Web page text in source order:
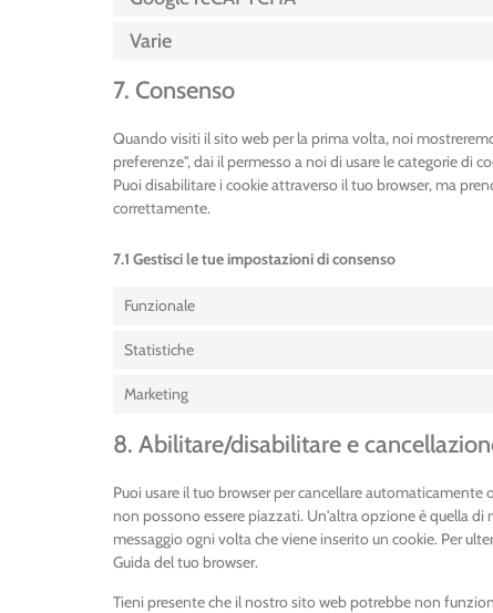
Varie
7. Consenso
Quando visiti il sito web per la prima volta, noi
preferenze", dai il permesso a noi di usare le categorie di
Puoi disabilitare i cookie attraverso il tuo browser, ma
correttamente.
7.1 Gestisci le tue impostazioni di consenso
Funzionale
Statistiche
Marketing
8. Abilitare/disabilitare e
Puoi usare il tuo browser per cancellare
non possono essere piazzati. Un'altra opzione è quella
messaggio ogni volta che viene inserito un cookie. Per
Guida del tuo browser.
Tieni presente che il nostro sito web potrebbe non